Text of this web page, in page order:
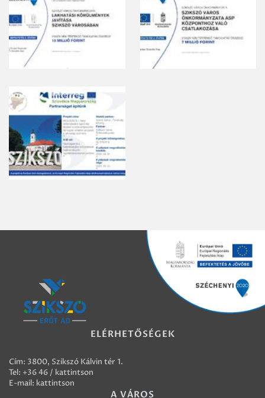
ELÉRHETŐSÉGEK
Cím: 3800, Szikszó Kálvin tér 1.
Tel: +36 46 / kattintson
E-mail: kattintson
A VÁROS